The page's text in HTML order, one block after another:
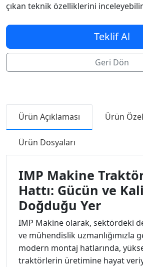
çıkan teknik özelliklerini
Teklif Al
Geri Dön
Ürün Açıklaması Ürün
Ürün Dosyaları
IMP Makine
Hattı: Gücün ve
Doğduğu Yer
IMP Makine olarak, sektördeki
ve mühendislik uzmanlığımızla
modern montaj hatlarında,
traktörlerin üretimine hayat